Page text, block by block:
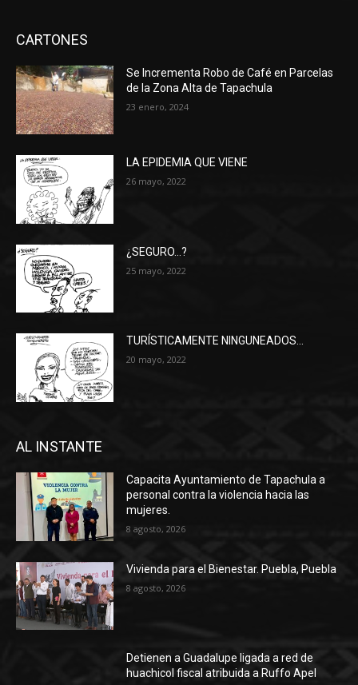
CARTONES
Se Incrementa Robo de Café en Parcelas
de la Zona Alta de Tapachula
23 enero, 2024
LA EPIDEMIA QUE VIENE
26 mayo, 2022
¿SEGURO…?
25 mayo, 2022
TURÍSTICAMENTE NINGUNEADOS…
20 mayo, 2022
AL INSTANTE
Capacita Ayuntamiento de Tapachula a
personal contra la violencia hacia las
mujeres.
8 agosto, 2026
Vivienda para el Bienestar. Puebla, Puebla
8 agosto, 2026
Detienen a Guadalupe ligada a red de
huachicol fiscal atribuida a Ruffo Apel